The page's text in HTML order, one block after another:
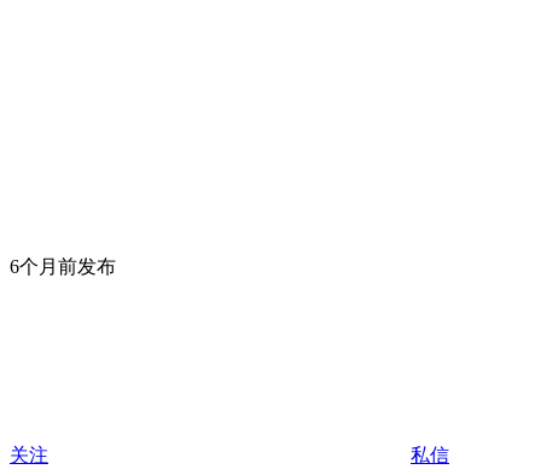
6个月前发布
关注 私信